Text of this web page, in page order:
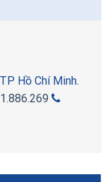
Hồ Chí Minh.